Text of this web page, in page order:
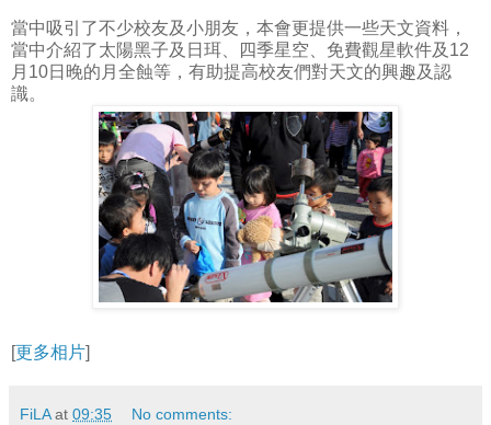
當中吸引了不少校友及小朋友，本會更提供一些天文資料，
當中介紹了太陽黑子及日珥、四季星空、免費觀星軟件及12
月10日晚的月全蝕等，有助提高校友們對天文的興趣及認
識。
[更多相片]
FiLA at 09:35 No comments: